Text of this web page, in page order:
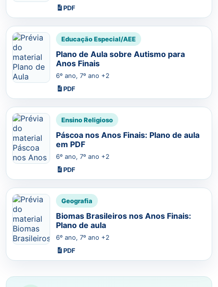
PDF
Educação Especial/AEE
Plano de Aula sobre Autismo para
Anos Finais
6º ano, 7º ano +2
PDF
Ensino Religioso
Páscoa nos Anos Finais: Plano de aula
em PDF
6º ano, 7º ano +2
PDF
Geografia
Biomas Brasileiros nos Anos Finais:
Plano de aula
6º ano, 7º ano +2
PDF